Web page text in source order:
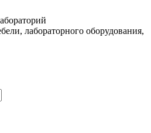
лабораторного оборудования,